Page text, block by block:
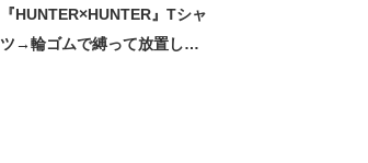
『HUNTER×HUNTER』Tシャ
ツ→輪ゴムで縛って放置した